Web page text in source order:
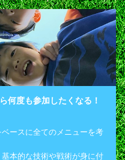
何度も参加したくなる！
ースに全てのメニューを考
本的な技術や戦術が身に付